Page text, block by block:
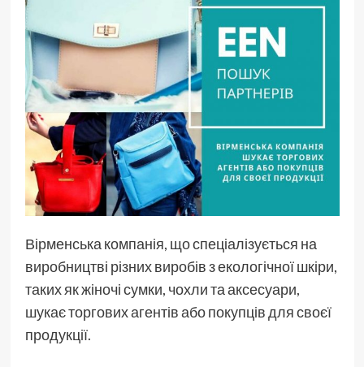
Вірменська компанія, що спеціалізується на
виробництві різних виробів з екологічної шкіри,
таких як жіночі сумки, чохли та аксесуари,
шукає торгових агентів або покупців для своєї
продукції.